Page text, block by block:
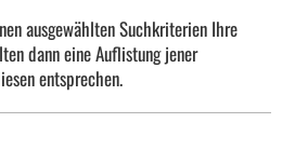
ausgewählten Suchkriterien Ihre
dann eine Auflistung jener
entsprechen.